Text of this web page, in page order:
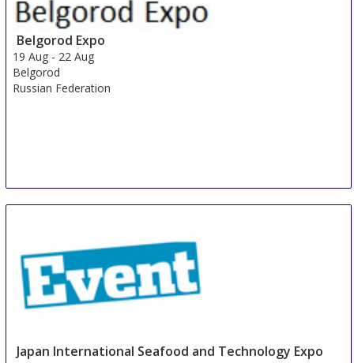
15 Aug -17 Aug
Shanghai
China
Belgorod Expo
19 Aug - 22 Aug
Belgorod
Russian Federation
Japan International Seafood and Technology Expo